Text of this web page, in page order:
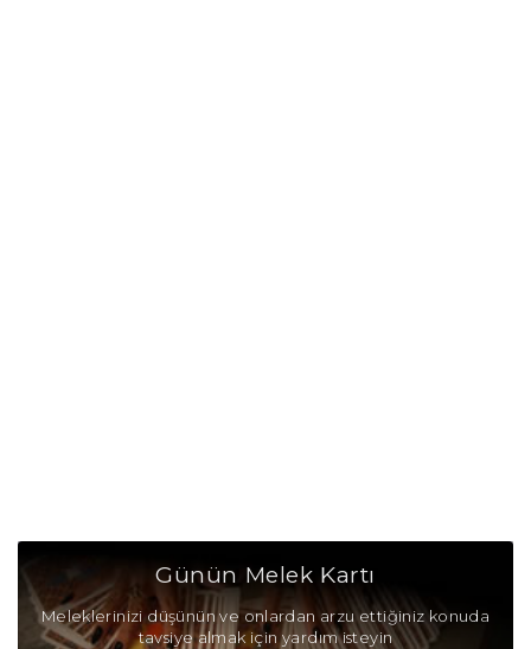
Günün Melek Kartı
Meleklerinizi düşünün ve onlardan arzu ettiğiniz konuda
tavsiye almak için yardım isteyin